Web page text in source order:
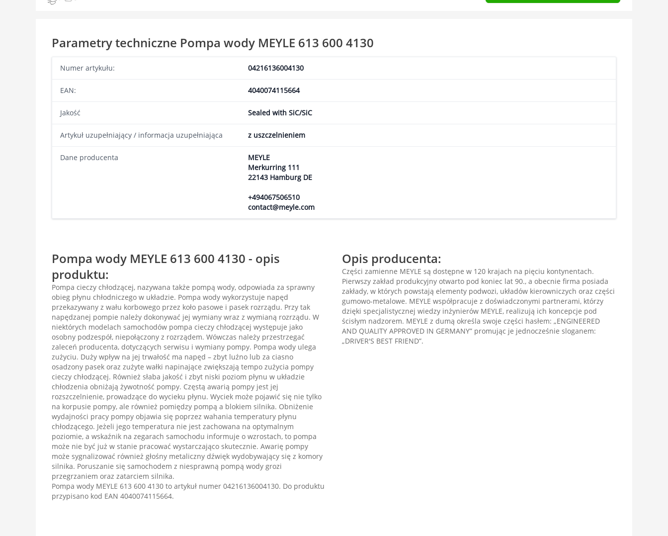
Parametry techniczne Pompa wody MEYLE 613 600 4130
Numer artykułu: 04216136004130
EAN: 4040074115664
Jakość Sealed with SiC/SiC
Artykuł uzupełniający / informacja uzupełniająca z uszczelnieniem
Dane producenta
MEYLE
Merkurring 111
22143 Hamburg DE
+494067506510
contact@meyle.com
Pompa wody MEYLE 613 600 4130 - opis
produktu:
Pompa cieczy chłodzącej, nazywana także pompą wody, odpowiada za sprawny
obieg płynu chłodniczego w układzie. Pompa wody wykorzystuje napęd
przekazywany z wału korbowego przez koło pasowe i pasek rozrządu. Przy tak
napędzanej pompie należy dokonywać jej wymiany wraz z wymianą rozrządu. W
niektórych modelach samochodów pompa cieczy chłodzącej występuje jako
osobny podzespół, niepołączony z rozrządem. Wówczas należy przestrzegać
zaleceń producenta, dotyczących serwisu i wymiany pompy. Pompa wody ulega
zużyciu. Duży wpływ na jej trwałość ma napęd – zbyt luźno lub za ciasno
osadzony pasek oraz zużyte wałki napinające zwiększają tempo zużycia pompy
cieczy chłodzącej. Również słaba jakość i zbyt niski poziom płynu w układzie
chłodzenia obniżają żywotność pompy. Częstą awarią pompy jest jej
rozszczelnienie, prowadzące do wycieku płynu. Wyciek może pojawić się nie tylko
na korpusie pompy, ale również pomiędzy pompą a blokiem silnika. Obniżenie
wydajności pracy pompy objawia się poprzez wahania temperatury płynu
chłodzącego. Jeżeli jego temperatura nie jest zachowana na optymalnym
poziomie, a wskaźnik na zegarach samochodu informuje o wzrostach, to pompa
może nie być już w stanie pracować wystarczająco skutecznie. Awarię pompy
może sygnalizować również głośny metaliczny dźwięk wydobywający się z komory
silnika. Poruszanie się samochodem z niesprawną pompą wody grozi
przegrzaniem oraz zatarciem silnika.
Pompa wody MEYLE 613 600 4130 to artykuł numer 04216136004130. Do produktu
przypisano kod EAN 4040074115664.
Opis producenta:
Części zamienne MEYLE są dostępne w 120 krajach na pięciu kontynentach.
Pierwszy zakład produkcyjny otwarto pod koniec lat 90., a obecnie firma posiada
zakłady, w których powstają elementy podwozi, układów kierowniczych oraz części
gumowo-metalowe. MEYLE współpracuje z doświadczonymi partnerami, którzy
dzięki specjalistycznej wiedzy inżynierów MEYLE, realizują ich koncepcje pod
ścisłym nadzorem. MEYLE z dumą określa swoje części hasłem: „ENGINEERED
AND QUALITY APPROVED IN GERMANY” promując je jednocześnie sloganem:
„DRIVER'S BEST FRIEND”.